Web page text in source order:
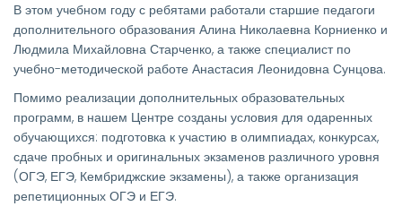
В этом учебном году с ребятами работали старшие педагоги
дополнительного образования Алина Николаевна Корниенко и
Людмила Михайловна Старченко, а также специалист по
учебно-методической работе Анастасия Леонидовна Сунцова.
Помимо реализации дополнительных образовательных
программ, в нашем Центре созданы условия для одаренных
обучающихся: подготовка к участию в олимпиадах, конкурсах,
сдаче пробных и оригинальных экзаменов различного уровня
(ОГЭ, ЕГЭ, Кембриджские экзамены), а также организация
репетиционных ОГЭ и ЕГЭ.